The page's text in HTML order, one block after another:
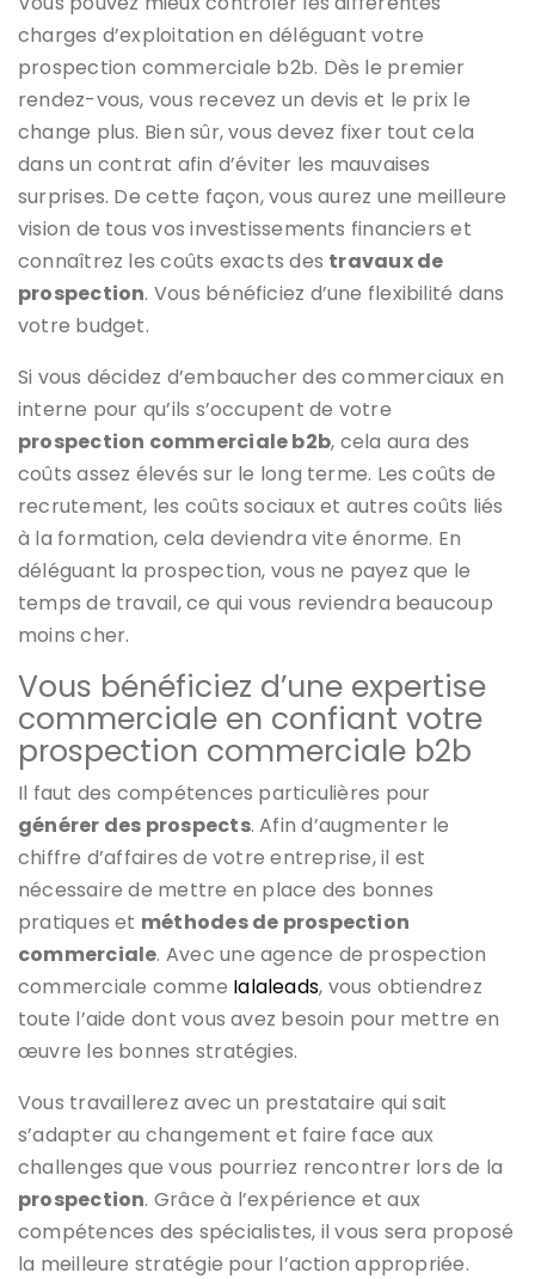
charges d’exploitation en déléguant votre
prospection commerciale b2b. Dès le premier
rendez-vous, vous recevez un devis et le prix le
change plus. Bien sûr, vous devez fixer tout cela
dans un contrat afin d’éviter les mauvaises
surprises. De cette façon, vous aurez une meilleure
vision de tous vos investissements financiers et
connaîtrez les coûts exacts des travaux de
prospection. Vous bénéficiez d’une flexibilité dans
votre budget.
Si vous décidez d’embaucher des commerciaux en
interne pour qu’ils s’occupent de votre
prospection commerciale b2b, cela aura des
coûts assez élevés sur le long terme. Les coûts de
recrutement, les coûts sociaux et autres coûts liés
à la formation, cela deviendra vite énorme. En
déléguant la prospection, vous ne payez que le
temps de travail, ce qui vous reviendra beaucoup
moins cher.
Vous bénéficiez d’une expertise
commerciale en confiant votre
prospection commerciale b2b
Il faut des compétences particulières pour
générer des prospects. Afin d’augmenter le
chiffre d’affaires de votre entreprise, il est
nécessaire de mettre en place des bonnes
pratiques et méthodes de prospection
commerciale. Avec une agence de prospection
commerciale comme Ialaleads, vous obtiendrez
toute l’aide dont vous avez besoin pour mettre en
œuvre les bonnes stratégies.
Vous travaillerez avec un prestataire qui sait
s’adapter au changement et faire face aux
challenges que vous pourriez rencontrer lors de la
prospection. Grâce à l’expérience et aux
compétences des spécialistes, il vous sera proposé
la meilleure stratégie pour l’action appropriée.